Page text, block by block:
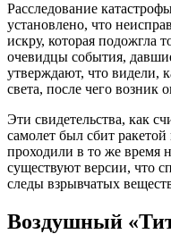
Расследование
установлено, что
искру, которая подожгла
очевидцы события,
утверждают, что видели,
света, после чего возник
Эти свидетельства, как
самолет был сбит
проходили в то же время
существуют версии, что
следы взрывчатых
Воздушный